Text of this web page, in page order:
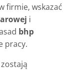
firmie, wskazać
i
bhp
pracy.